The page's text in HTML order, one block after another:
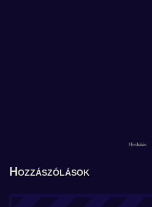
Hozzászólások